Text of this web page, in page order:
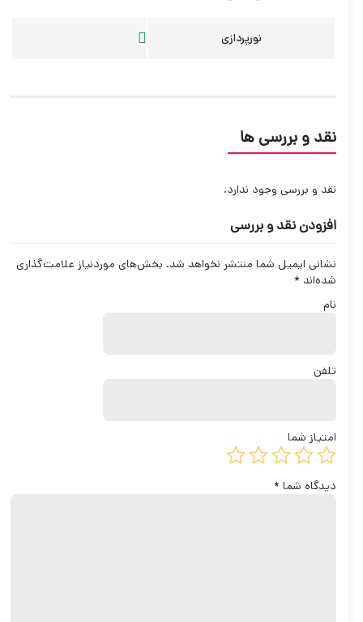
نورپردازی
نقد و بررسی ها
نقد و بررسی وجود ندارد.
افزودن نقد و بررسی
نشانی ایمیل شما منتشر نخواهد شد. بخش‌های موردنیاز علامت‌گذاری
شده‌اند*
نام
تلفن
امتیاز شما
دیدگاه شما*